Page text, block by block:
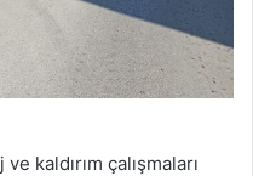
kaldırım çalışmaları